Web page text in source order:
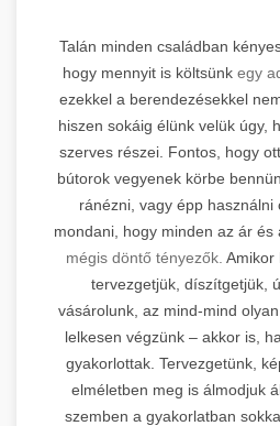
Talán minden családban
hogy mennyit is költsünkegy
ezekkel a berendezésekkel
hiszen sokáig élünk velük úgy,
szerves részei. Fontos, hogy
bútorok vegyenek körbe
ránézni, vagy épp használni
mondani, hogy minden az ár és
mégis döntő tényezők. Amikor
tervezgetjük, díszítgetjük,
vásárolunk, az mind-mind
lelkesen végzünk – akkor is,
gyakorlottak. Tervezgetünk,
elméletben meg is álmodjuk
szemben a gyakorlatban